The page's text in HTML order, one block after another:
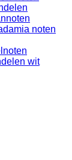
noten
wit